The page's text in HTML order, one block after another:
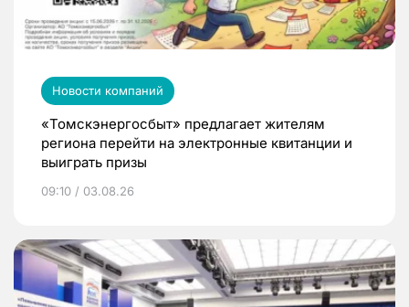
Новости компаний
«Томскэнергосбыт» предлагает жителям
региона перейти на электронные квитанции и
выиграть призы
09:10 / 03.08.26